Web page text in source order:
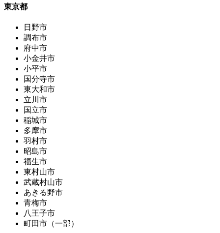
東京都
日野市
調布市
府中市
小金井市
小平市
国分寺市
東大和市
立川市
国立市
稲城市
多摩市
羽村市
昭島市
福生市
東村山市
武蔵村山市
あきる野市
青梅市
八王子市
町田市（一部）